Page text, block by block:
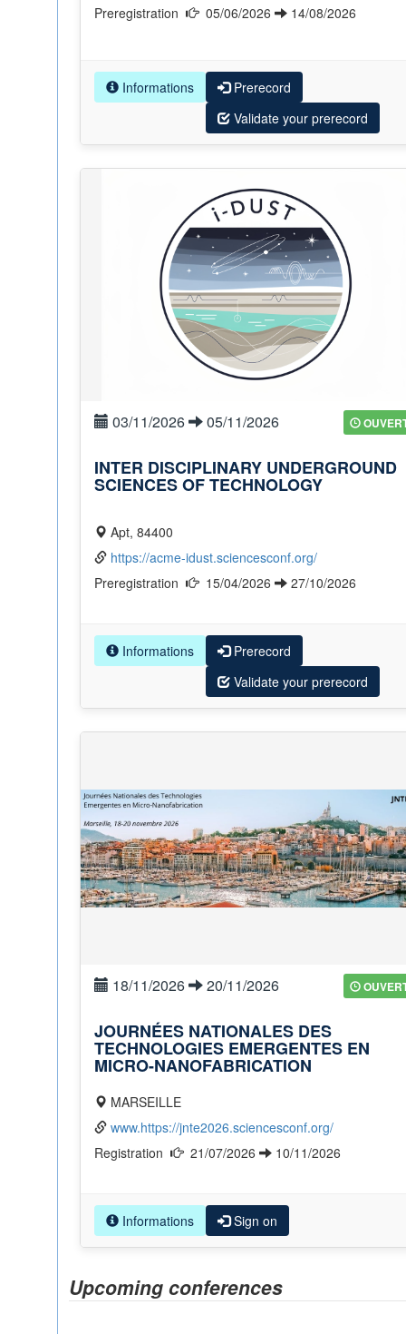
05/06/2026 14/08/2026
Informations
Prerecord
Validate your prerecord
03/11/2026 05/11/2026
INTER DISCIPLINARY UNDERGROUND
SCIENCES OF TECHNOLOGY
Apt, 84400
https://acme-idust.sciencesconf.org/
15/04/2026 27/10/2026
Informations
Prerecord
Validate your prerecord
18/11/2026 20/11/2026
JOURNÉES NATIONALES DES
TECHNOLOGIES EMERGENTES EN
MICRO-NANOFABRICATION
MARSEILLE
www.https://jnte2026.sciencesconf.org/
21/07/2026 10/11/2026
Informations Sign on
Upcoming conferences